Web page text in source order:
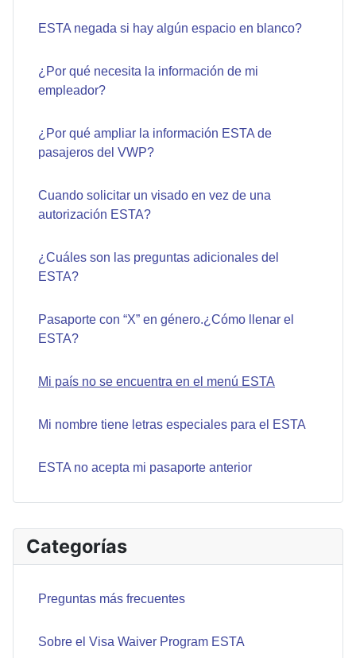
Categorías
Preguntas más frecuentes
Sobre el Visa Waiver Program ESTA
ESTA negada si hay algún espacio en blanco?
¿Por qué necesita la información de mi
empleador?
¿Por qué ampliar la información ESTA de
pasajeros del VWP?
Cuando solicitar un visado en vez de una
autorización ESTA?
¿Cuáles son las preguntas adicionales del
ESTA?
Pasaporte con “X” en género.¿Cómo llenar el
ESTA?
Mi país no se encuentra en el menú ESTA
Mi nombre tiene letras especiales para el ESTA
ESTA no acepta mi pasaporte anterior